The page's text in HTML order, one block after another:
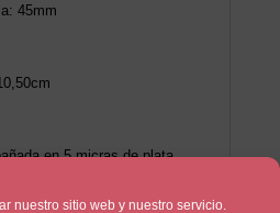
nuestro sitio web y nuestro servicio.
45mm
en 5 micras de plata